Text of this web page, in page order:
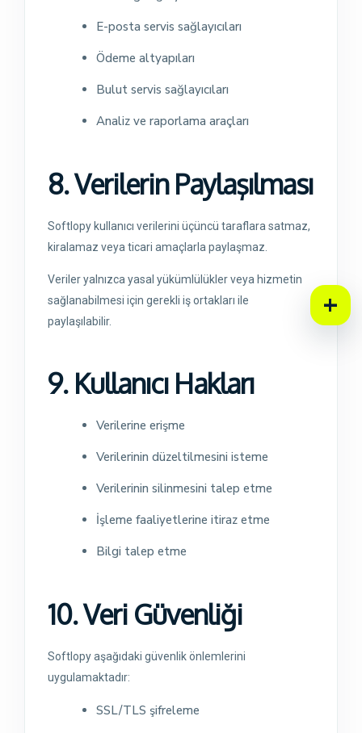
E-posta servis sağlayıcıları
Ödeme altyapıları
Bulut servis sağlayıcıları
Analiz ve raporlama araçları
8. Verilerin Paylaşılması
Softlopy kullanıcı verilerini üçüncü taraflara satmaz,
kiralamaz veya ticari amaçlarla paylaşmaz.
Veriler yalnızca yasal yükümlülükler veya hizmetin
sağlanabilmesi için gerekli iş ortakları ile
paylaşılabilir.
9. Kullanıcı Hakları
Verilerine erişme
Verilerinin düzeltilmesini isteme
Verilerinin silinmesini talep etme
İşleme faaliyetlerine itiraz etme
Bilgi talep etme
10. Veri Güvenliği
Softlopy aşağıdaki güvenlik önlemlerini
uygulamaktadır:
SSL/TLS şifreleme
+